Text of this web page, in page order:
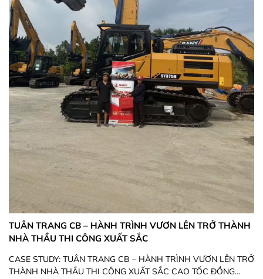
TUÂN TRANG CB – HÀNH TRÌNH VƯƠN LÊN TRỞ THÀNH
NHÀ THẦU THI CÔNG XUẤT SẮC
CASE STUDY: TUÂN TRANG CB – HÀNH TRÌNH VƯƠN LÊN TRỞ
THÀNH NHÀ THẦU THI CÔNG XUẤT SẮC CAO TỐC ĐỒNG